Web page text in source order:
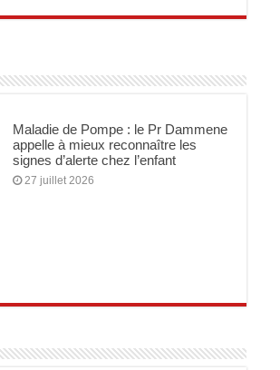
Maladie de Pompe : le Pr Dammene
appelle à mieux reconnaître les
signes d’alerte chez l’enfant
27 juillet 2026